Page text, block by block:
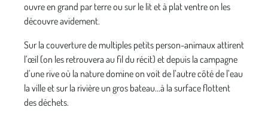
ouvre en grand par terre ou sur le lit et à plat ventre on les
découvre avidement.
Sur la couverture de multiples petits person-animaux attirent
l’œil (on les retrouvera au fil du récit) et depuis la campagne
d’une rive où la nature domine on voit de l’autre côté de l’eau
la ville et sur la rivière un gros bateau...à la surface flottent
des déchets.